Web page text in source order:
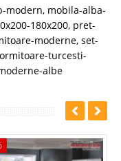
modern, mobila-alba-
180x200, pret-
moderne, set-
turcesti-
albe